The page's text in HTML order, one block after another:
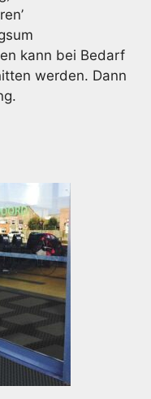
kann bei Bedarf
werden. Dann